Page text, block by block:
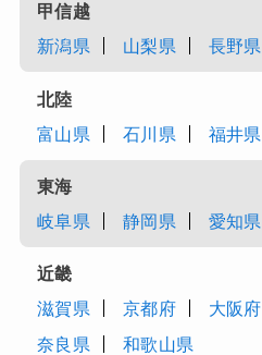
甲信越
新潟県
山梨県 長野県
北陸
富山県
石川県 福井県
東海
岐阜県
静岡県 愛知県
近畿
滋賀県
京都府 大阪府
奈良県
和歌山県